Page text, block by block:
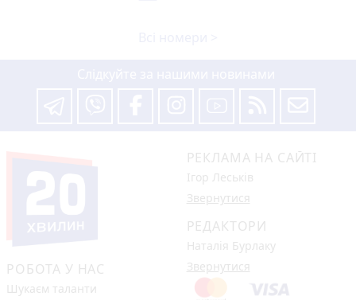
РОБОТА У НАС
Шукаєм таланти
РЕКЛАМА НА САЙТІ
Ігор Леськів
Звернутися
РЕДАКТОРИ
Наталія Бурлаку
Звернутися